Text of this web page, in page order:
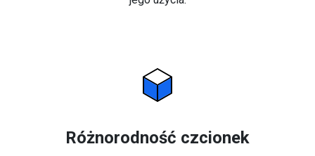
Różnorodność czcionek